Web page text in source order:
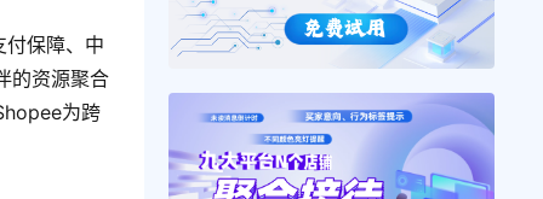
保障、中
的资源聚合
为跨